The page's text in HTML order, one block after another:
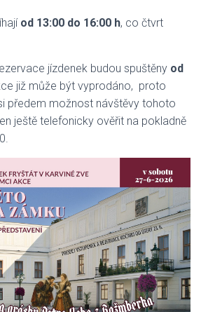
od 13:00 do 16:00 h, co čtvrt
jízdenek budou spuštěny od
již může být vyprodáno, proto
předem možnost návštěvy tohoto
ještě telefonicky ověřit na pokladně